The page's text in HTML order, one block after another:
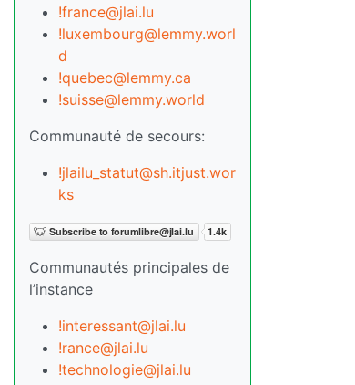
!france@jlai.lu
!luxembourg@lemmy.worl
d
!quebec@lemmy.ca
!suisse@lemmy.world
Communauté de secours:
!jlailu_statut@sh.itjust.wor
ks
Communautés principales de
l’instance
!interessant@jlai.lu
!rance@jlai.lu
!technologie@jlai.lu